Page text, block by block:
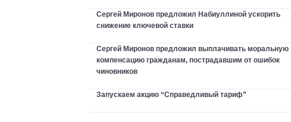
Сергей Миронов предложил Набиуллиной ускорить
снижение ключевой ставки
Сергей Миронов предложил выплачивать моральную
компенсацию гражданам, пострадавшим от ошибок
чиновников
Запускаем акцию “Справедливый тариф”